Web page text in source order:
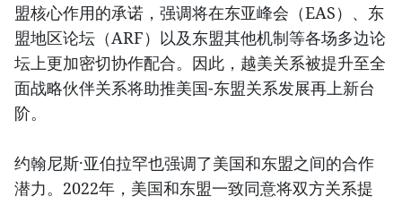
盟核心作用的承诺，强调将在东亚峰会（EAS）、东
盟地区论坛（ARF）以及东盟其他机制等各场多边论
坛上更加密切协作配合。因此，越美关系被提升至全
面战略伙伴关系将助推美国-东盟关系发展再上新台
阶。
约翰尼斯·亚伯拉罕也强调了美国和东盟之间的合作
潜力。2022年，美国和东盟一致同意将双方关系提